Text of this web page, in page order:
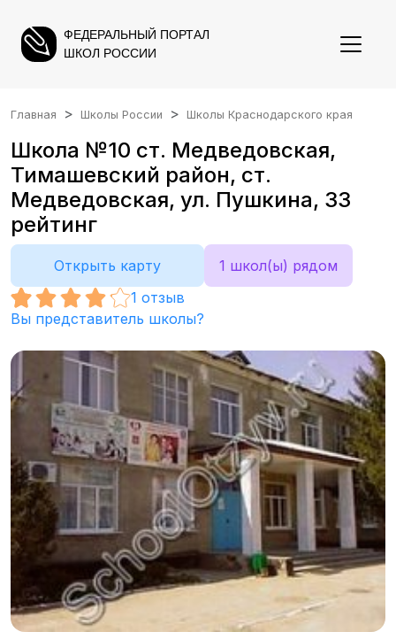
ФЕДЕРАЛЬНЫЙ ПОРТАЛ
ШКОЛ РОССИИ
Главная Школы России Школы Краснодарского края
Школа №10 ст. Медведовская,
Тимашевский район, ст.
Медведовская, ул. Пушкина, 33
рейтинг
Открыть карту
1 школ(ы) рядом
1 отзыв
Вы представитель школы?